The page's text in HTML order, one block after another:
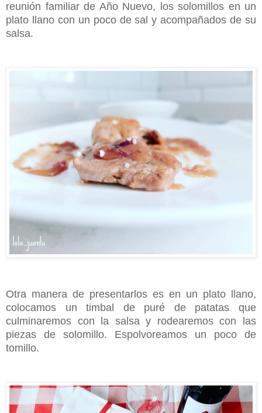
reunión familiar de Año Nuevo, los solomillos en un
plato llano con un poco de sal y acompañados de su
salsa.
Otra manera de presentarlos es en un plato llano,
colocamos un timbal de puré de patatas que
culminaremos con la salsa y rodearemos con las
piezas de solomillo. Espolvoreamos un poco de
tomillo.